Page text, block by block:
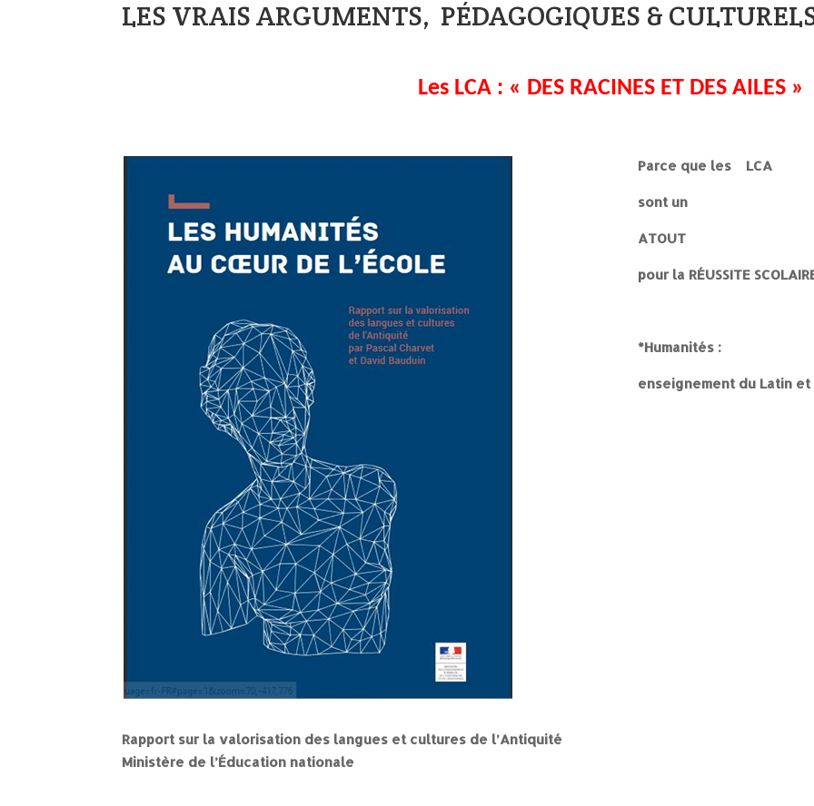
LES VRAIS ARGUMENTS, PÉDAGOGIQUES &
Les LCA : « DES RACINES ET DES AILES »
Rapport sur la valorisation des langues et cultures de l’Antiquité
Ministère de l’Éducation nationale
Parce que les LCA
sont un
ATOUT
pour la RÉUSSITE
*Humanités :
enseignement du Latin et